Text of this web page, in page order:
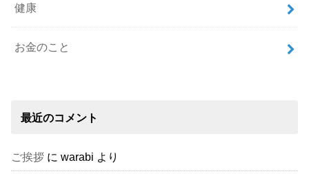
健康
お金のこと
最近のコメント
ご挨拶 にwarabi より